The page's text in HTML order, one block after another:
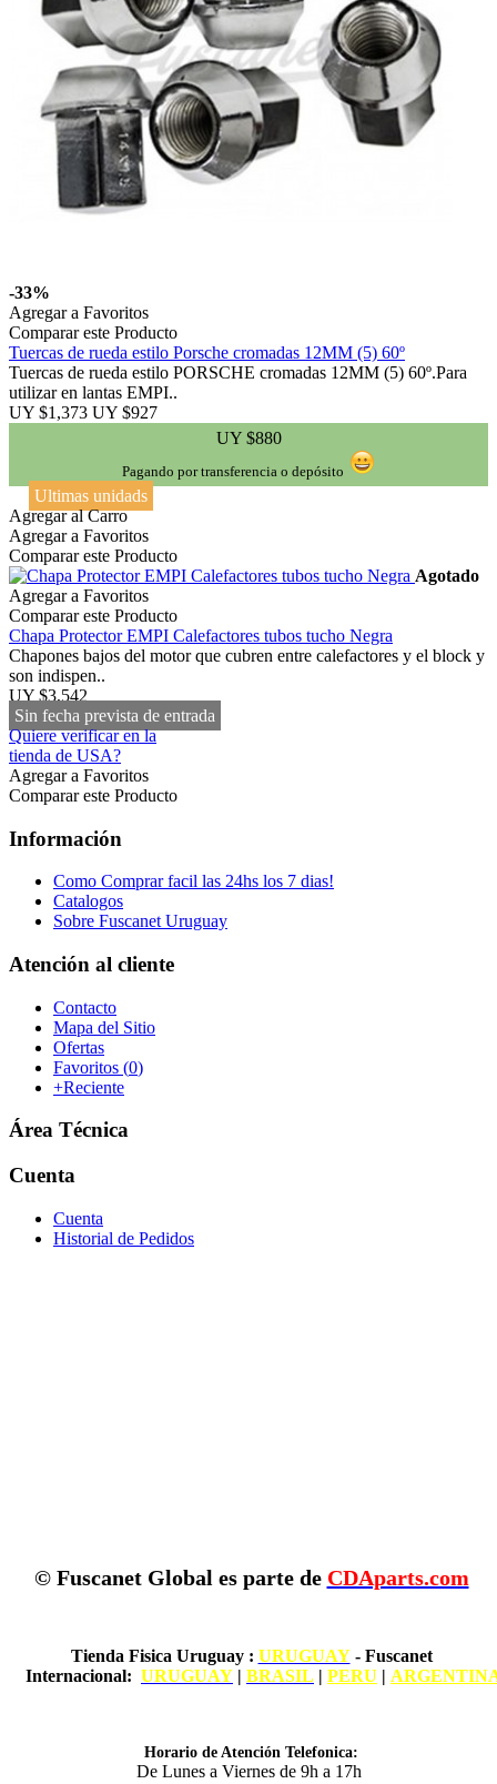
-33%
Agregar a Favoritos
Comparar este Producto
Tuercas de rueda estilo Porsche cromadas 12MM (5) 60º
Tuercas de rueda estilo PORSCHE cromadas 12MM (5) 60º.Para
utilizar en lantas EMPI..
UY $1,373 UY $927
UY $880
Pagando por transferencia o depósito
Ultimas unidads
Agregar al Carro
Agregar a Favoritos
Comparar este Producto
Agotado
Agregar a Favoritos
Comparar este Producto
Chapa Protector EMPI Calefactores tubos tucho Negra
Chapones bajos del motor que cubren entre calefactores y el block y
son indispen..
UY $3,542
Sin fecha prevista de entrada
Quiere verificar en la
tienda de USA?
Agregar a Favoritos
Comparar este Producto
Información
Como Comprar facil las 24hs los 7 dias!
Catalogos
Sobre Fuscanet Uruguay
Atención al cliente
Contacto
Mapa del Sitio
Ofertas
Favoritos (0)
+Reciente
Área Técnica
Cuenta
Cuenta
Historial de Pedidos
© Fuscanet Global es parte de CDAparts.com
Tienda Fisica Uruguay: URUGUAY- Fuscanet
Internacional: URUGUAY | BRASIL | PERU |
Horario de Atención Telefonica:
De Lunes a Viernes de 9h a 17h